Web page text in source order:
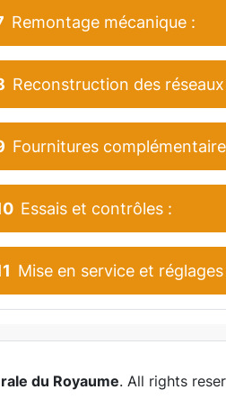
Remontage mécanique :
Reconstruction des réseaux
Fournitures
Essais et contrôles :
Mise en service et réglages
du Royaume. All rights